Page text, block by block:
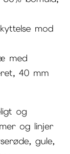
mod
med
40 mm
og
og linjer
gule,